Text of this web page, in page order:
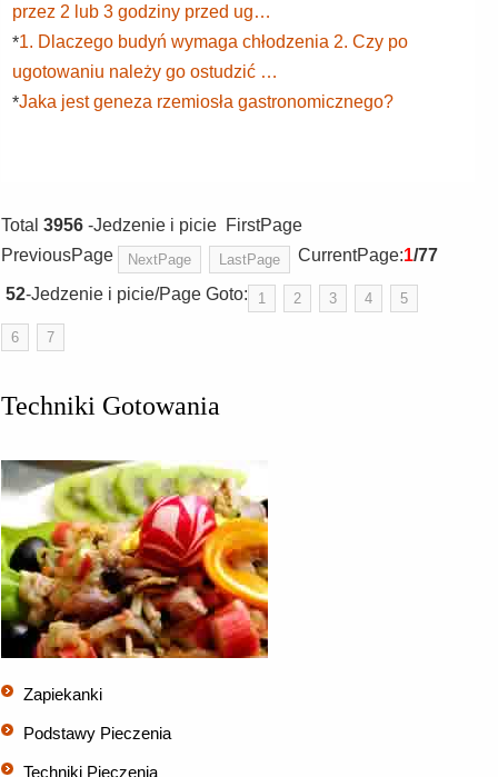
przez 2 lub 3 godziny przed ug…
*1. Dlaczego budyń wymaga chłodzenia 2. Czy po
ugotowaniu należy go ostudzić …
*Jaka jest geneza rzemiosła gastronomicznego?
Total 3956 -Jedzenie i picie FirstPage
PreviousPage
NextPage LastPage CurrentPage:1/77
52-Jedzenie i picie/Page Goto: 1 2 3 4 5
6 7
Techniki Gotowania
Zapiekanki
Podstawy Pieczenia
Techniki Pieczenia